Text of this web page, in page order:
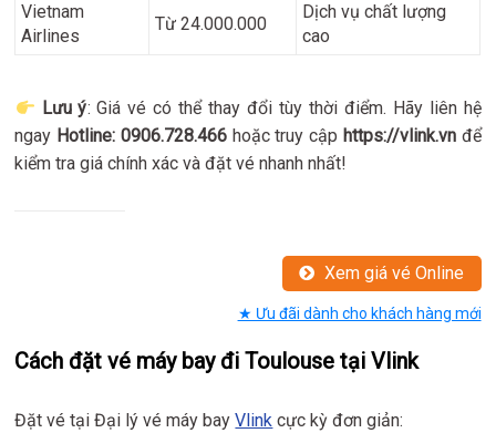
Vietnam
Airlines
Từ 24.000.000
Dịch vụ chất lượng
cao
Lưu ý: Giá vé có thể thay đổi tùy thời điểm. Hãy liên hệ
ngay Hotline: 0906.728.466hoặc truy cập https://vlink.vnđể
kiểm tra giá chính xác và đặt vé nhanh nhất!
Xem giá vé Online
★ Ưu đãi dành cho khách hàng mới
Cách đặt vé máy bay đi Toulouse tại Vlink
Đặt vé tại Đại lý vé máy bayVlink cực kỳ đơn giản: